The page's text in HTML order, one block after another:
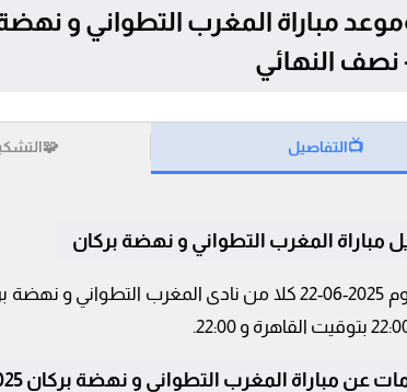
نصف النهائي
📺التفاصيل 🧩
مباراة المغرب التطواني و نهضة بركان
يلتقى اليوم 2025-06-22 كلا من نادى المغرب
عن مباراة المغرب التطواني و نهضة بركان 2025-06-22